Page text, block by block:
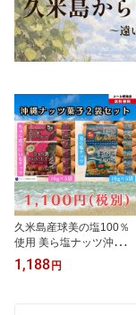
久米島産球美の塩100％
使用 美ら塩ナッツ沖縄の
塩 ナッツのお菓子 沖縄
お菓子おつまみ 乾きもの
1,188 円